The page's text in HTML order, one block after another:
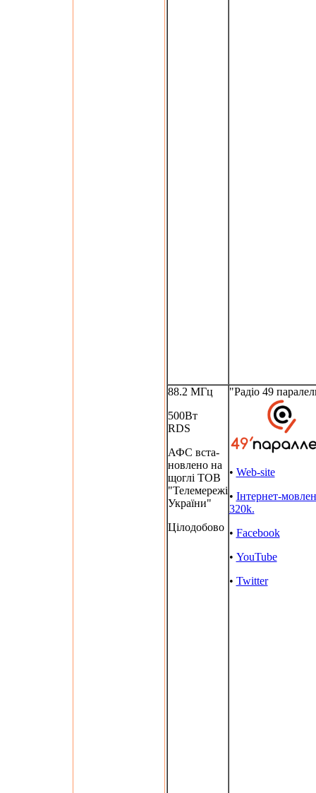
88.2 МГц
500Вт
RDS
АФС вста-
новлено на
щоглі ТОВ
"Телемережі
України"
Цілодобово
"Радіо 49
• Web-site
• Інтернет-
320k.
• Facebook
• YouTube
• Twitter